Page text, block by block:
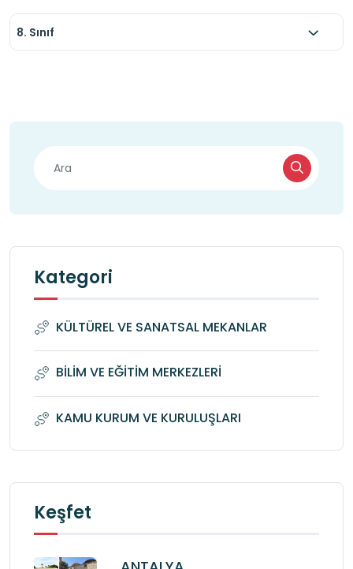
8. Sınıf
Kategori
KÜLTÜREL VE SANATSAL MEKANLAR
BİLİM VE EĞİTİM MERKEZLERİ
KAMU KURUM VE KURULUŞLARI
Keşfet